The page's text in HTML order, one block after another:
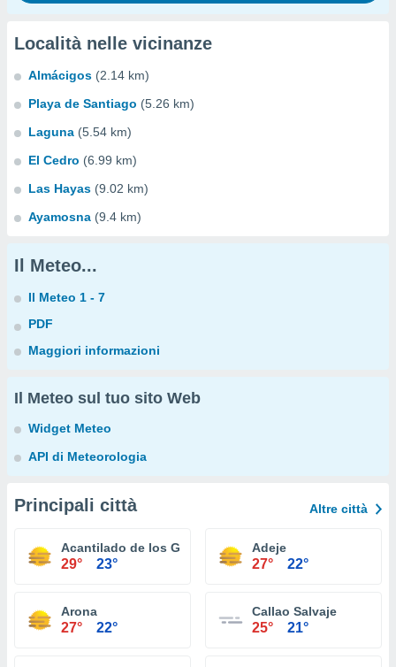
Località nelle vicinanze
Almácigos (2.14 km)
Playa de Santiago (5.26 km)
Laguna (5.54 km)
El Cedro (6.99 km)
Las Hayas (9.02 km)
Ayamosna (9.4 km)
Il Meteo...
Il Meteo 1 - 7
PDF
Maggiori informazioni
Il Meteo sul tuo sito Web
Widget Meteo
API di Meteorologia
Principali città Altre città
Acantilado de los Gigantes
29° 23°
Adeje
27° 22°
Arona
27° 22°
Callao Salvaje
25° 21°